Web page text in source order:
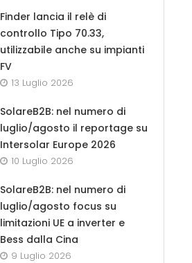
Finder lancia il relè di
controllo Tipo 70.33,
utilizzabile anche su impianti
FV
13 Luglio 2026
SolareB2B: nel numero di
luglio/agosto il reportage su
Intersolar Europe 2026
10 Luglio 2026
SolareB2B: nel numero di
luglio/agosto focus su
limitazioni UE a inverter e
Bess dalla Cina
9 Luglio 2026